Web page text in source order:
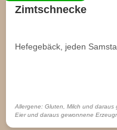
Zimtschnecke
Hefegebäck, jeden
Allergene: Gluten, Milch und daraus
Eier und daraus gewonnene